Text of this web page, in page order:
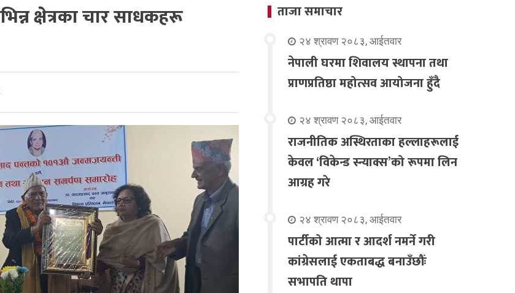
क्षेत्रका चार साधकहरू ताजा समाचार
२४ श्रावण २०८३, आईतवार
नेपाली घरमा शिवालय स्थापना तथा
प्राणप्रतिष्ठा महोत्सव आयोजना हुँदै
२४ श्रावण २०८३, आईतवार
राजनीतिक अस्थिरताका हल्लाहरूलाई
केवल ‘विकेन्ड स्न्याक्स’को रूपमा लिन
आग्रह गरे
२४ श्रावण २०८३, आईतवार
पार्टीको आत्मा र आदर्श नमर्ने गरी
कांग्रेसलाई एकताबद्ध बनाउँछौंः
सभापति थापा